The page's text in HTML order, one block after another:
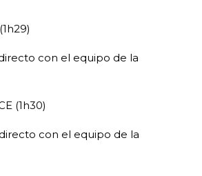
con el equipo de la
(1h30)
con el equipo de la